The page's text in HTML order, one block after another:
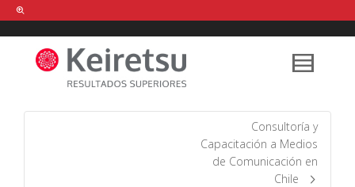
Help me Dante! I'm looking for new
shirts in a size medium
that cost
between £ . Show me all the
items, from the brandour legacy.
Consultoría y
Capacitación a Medios
de Comunicación en
Chile